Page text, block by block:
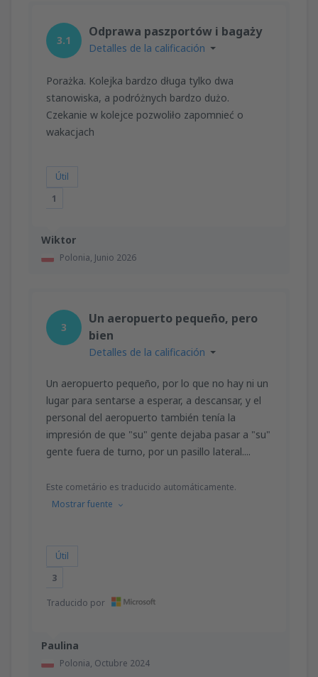
Wiktor
Polonia, Junio 2026
3.1
Odprawa paszportów i bagaży
Detalles de la calificación
Porażka. Kolejka bardzo długa tylko dwa
stanowiska, a podróżnych bardzo dużo.
Czekanie w kolejce pozwoliło zapomnieć o
wakacjach
Útil
1
Paulina
Polonia, Octubre 2024
3
Un aeropuerto pequeño, pero
bien
Detalles de la calificación
Un aeropuerto pequeño, por lo que no hay ni un
lugar para sentarse a esperar, a descansar, y el
personal del aeropuerto también tenía la
impresión de que "su" gente dejaba pasar a "su"
gente fuera de turno, por un pasillo lateral....
Este cometário es traducido automáticamente.
Mostrar fuente
Útil
3
Traducido por